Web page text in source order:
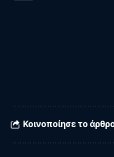
Κοινοποίησε το